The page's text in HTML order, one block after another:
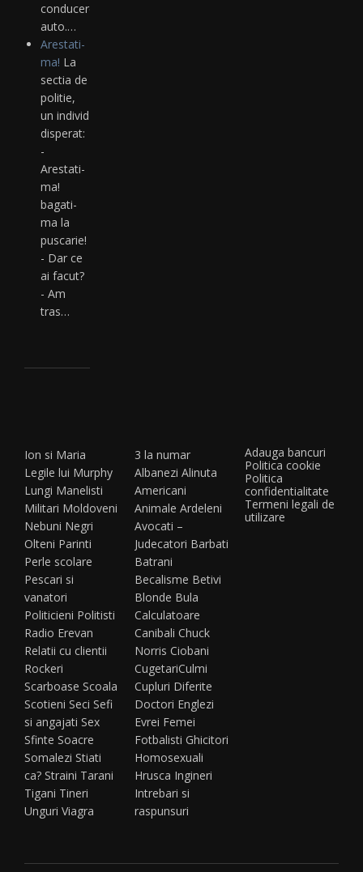
conducere
auto.…
Arestati-
ma! La
sectia de
politie,
un individ
disperat:
-
Arestati-
ma!
bagati-
ma la
puscarie!
- Dar ce
ai facut?
- Am
tras…
Ion si Maria
Legile lui Murphy
Lungi Manelisti
Militari Moldoveni
Nebuni Negri
Olteni Parinti
Perle scolare
Pescari si
vanatori
Politicieni Politisti
Radio Erevan
Relatii cu clientii
Rockeri
Scarboase Scoala
Scotieni Seci Sefi
si angajati Sex
Sfinte Soacre
Somalezi Stiati
ca? Straini Tarani
Tigani Tineri
Unguri Viagra
3 la numar
Albanezi Alinuta
Americani
Animale Ardeleni
Avocati –
Judecatori Barbati
Batrani
Becalisme Betivi
Blonde Bula
Calculatoare
Canibali Chuck
Norris Ciobani
CugetariCulmi
Cupluri Diferite
Doctori Englezi
Evrei Femei
Fotbalisti Ghicitori
Homosexuali
Hrusca Ingineri
Intrebari si
raspunsuri
Adauga bancuri
Politica cookie
Politica
confidentialitate
Termeni legali de
utilizare